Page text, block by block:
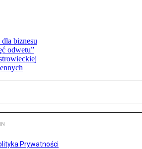
biznesu
odwetu”
Prywatności